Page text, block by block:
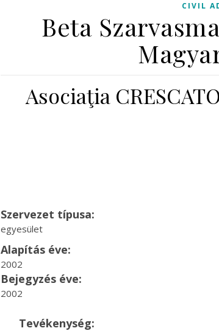
CIVIL
Beta
Asociaţia
Szervezet típusa:
egyesület
Alapítás éve:
2002
Bejegyzés éve:
2002
Tevékenység: